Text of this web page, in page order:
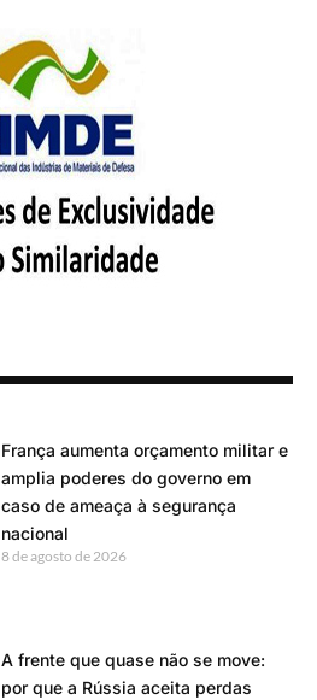
França aumenta orçamento militar e
amplia poderes do governo em
caso de ameaça à segurança
nacional
8 de agosto de 2026
A frente que quase não se move:
por que a Rússia aceita perdas